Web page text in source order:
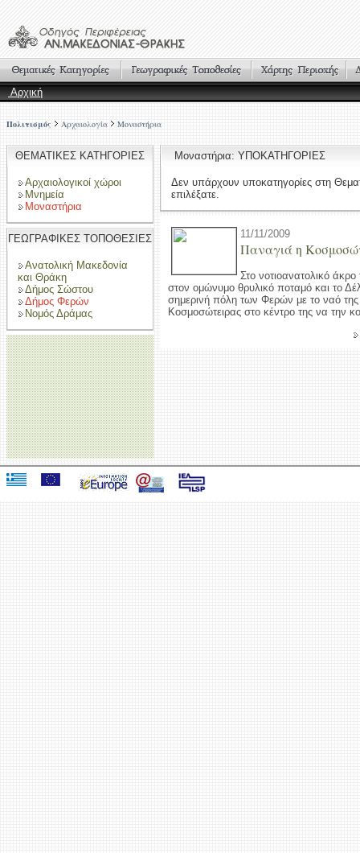
Αρχική
Πολιτισμός Αρχαιολογία Μοναστήρια
ΘΕΜΑΤΙΚΕΣ ΚΑΤΗΓΟΡΙΕΣ
Αρχαιολογικοί χώροι
Μνημεία
Μοναστήρια
ΓΕΩΓΡΑΦΙΚΕΣ ΤΟΠΟΘΕΣΙΕΣ
Ανατολική Μακεδονία
και Θράκη
Δήμος Σώστου
Δήμος Φερών
Νομός Δράμας
Μοναστήρια: ΥΠΟΚΑΤΗΓΟΡΙΕΣ
Δεν υπάρχουν υποκατηγορίες στη
επιλέξατε.
11/11/2009
Παναγιά η
Στο νοτιοανατολικό
στον ομώνυμο θρυλικό ποταμό και το
σημερινή πόλη των Φερών με το ναό
Κοσμοσώτειρας στο κέντρο της να την